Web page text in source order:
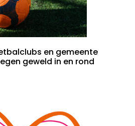
en gemeente
geweld in en rond